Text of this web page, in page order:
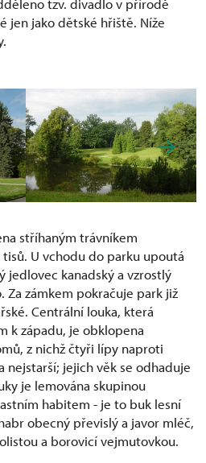
tzv. divadlo v přírodě
jen jako dětské hřiště. Níže
stříhaným trávníkem
U vchodu do parku upoutá
jedlovec kanadský a vzrostlý
Za zámkem pokračuje park již
Centrální louka, která
k západu, je obklopena
z nichž čtyři lípy naproti
nejstarší; jejich věk se odhaduje
je lemována skupinou
habitem - je to buk lesní
obecný převislý a javor mléč,
a borovicí vejmutovkou.